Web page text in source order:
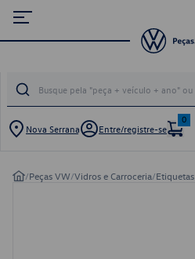
Nova Serrana Entre/registre-se
0
/Peças VW/Vidros e Carroceria/Etiquetas